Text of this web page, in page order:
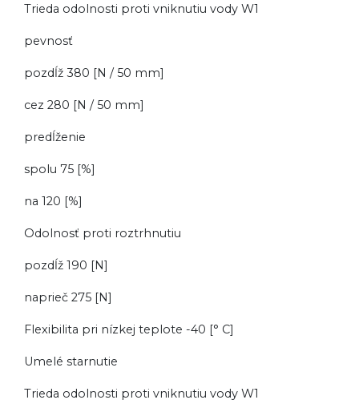
Trieda odolnosti proti vniknutiu vody W1
pevnosť
pozdĺž 380 [N / 50 mm]
cez 280 [N / 50 mm]
predĺženie
spolu 75 [%]
na 120 [%]
Odolnosť proti roztrhnutiu
pozdĺž 190 [N]
naprieč 275 [N]
Flexibilita pri nízkej teplote -40 [° C]
Umelé starnutie
Trieda odolnosti proti vniknutiu vody W1